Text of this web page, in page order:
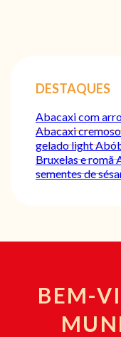
DESTAQUES
Abacaxi com
Abacaxi
gelado light
Bruxelas e romã
sementes de
BEM-